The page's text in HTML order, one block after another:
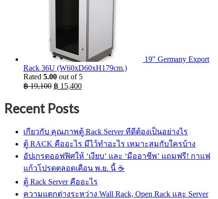
19" Germany Export
Rack 36U (W60xD60xH179cm.)
Rated 5.00 out of 5
฿19,100 Original
was:
฿ 19,100.
฿ 15,400Current
Recent Posts
เกียวกับ คุณภาพตู้ Rack Server ทีดีต้องเป็นอย่างไร
ตู้ RACK คืออะไร มีไว้ทำอะไร เหมาะสมกับใครบ้าง
อัปเกรดออฟฟิศให้ ‘เงียบ’ และ ‘มืออาชีพ’ แถมฟรี! กาแฟ
แก้วโปรดตลอดเดือน พ.ย. นี้ ☕
ตู้ Rack Server คืออะไร
ความแตกต่างระหว่าง Wall Rack, Open Rack และ Server